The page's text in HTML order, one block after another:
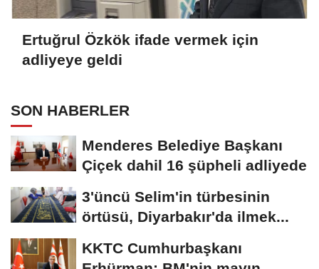
Ertuğrul Özkök ifade vermek için
adliyeye geldi
SON HABERLER
Menderes Belediye Başkanı
Çiçek dahil 16 şüpheli adliyede
3'üncü Selim'in türbesinin
örtüsü, Diyarbakır'da ilmek...
KKTC Cumhurbaşkanı